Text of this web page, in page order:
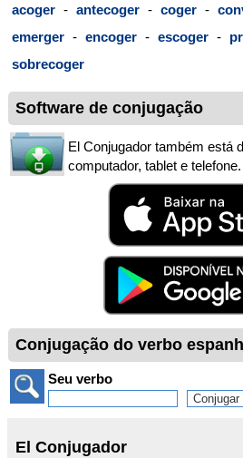
acoger - antecoger - coger -
emerger - encoger - escoger -
sobrecoger
Software de conjugação
El Conjugador também está
computador, tablet e telefone.
Conjugação do verbo
Seu verbo
El Conjugador